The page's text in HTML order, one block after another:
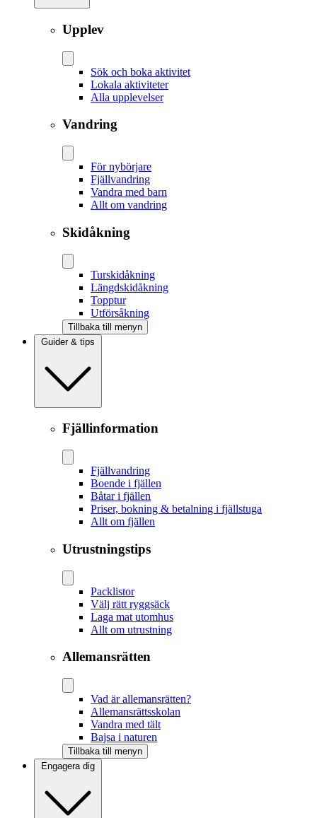
Upplev
Sök och boka aktivitet
Lokala aktiviteter
Alla upplevelser
Vandring
För nybörjare
Fjällvandring
Vandra med barn
Allt om vandring
Skidåkning
Tur­skidåkning
Längd­skidåkning
Topptur
Utförsåkning
Tillbaka till menyn
Guider & tips
Fjällinformation
Fjällvandring
Boende i fjällen
Båtar i fjällen
Priser, bokning & betalning i fjällstuga
Allt om fjällen
Utrustningstips
Packlistor
Välj rätt ryggsäck
Laga mat utomhus
Allt om utrustning
Allemansrätten
Vad är allemansrätten?
Allemansrättsskolan
Vandra med tält
Bajsa i naturen
Tillbaka till menyn
Engagera dig